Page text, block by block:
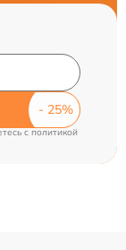
cполитикой